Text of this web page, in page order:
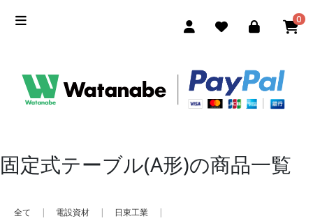
0
固定式テーブル(A形)の商品一覧
全て | 電設資材 | 日東工業
|